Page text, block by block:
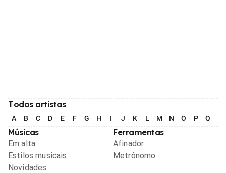
Todos artistas
A B C D E F G H I J K L M N O P Q
Músicas
Em alta
Estilos musicais
Novidades
Ferramentas
Afinador
Metrônomo